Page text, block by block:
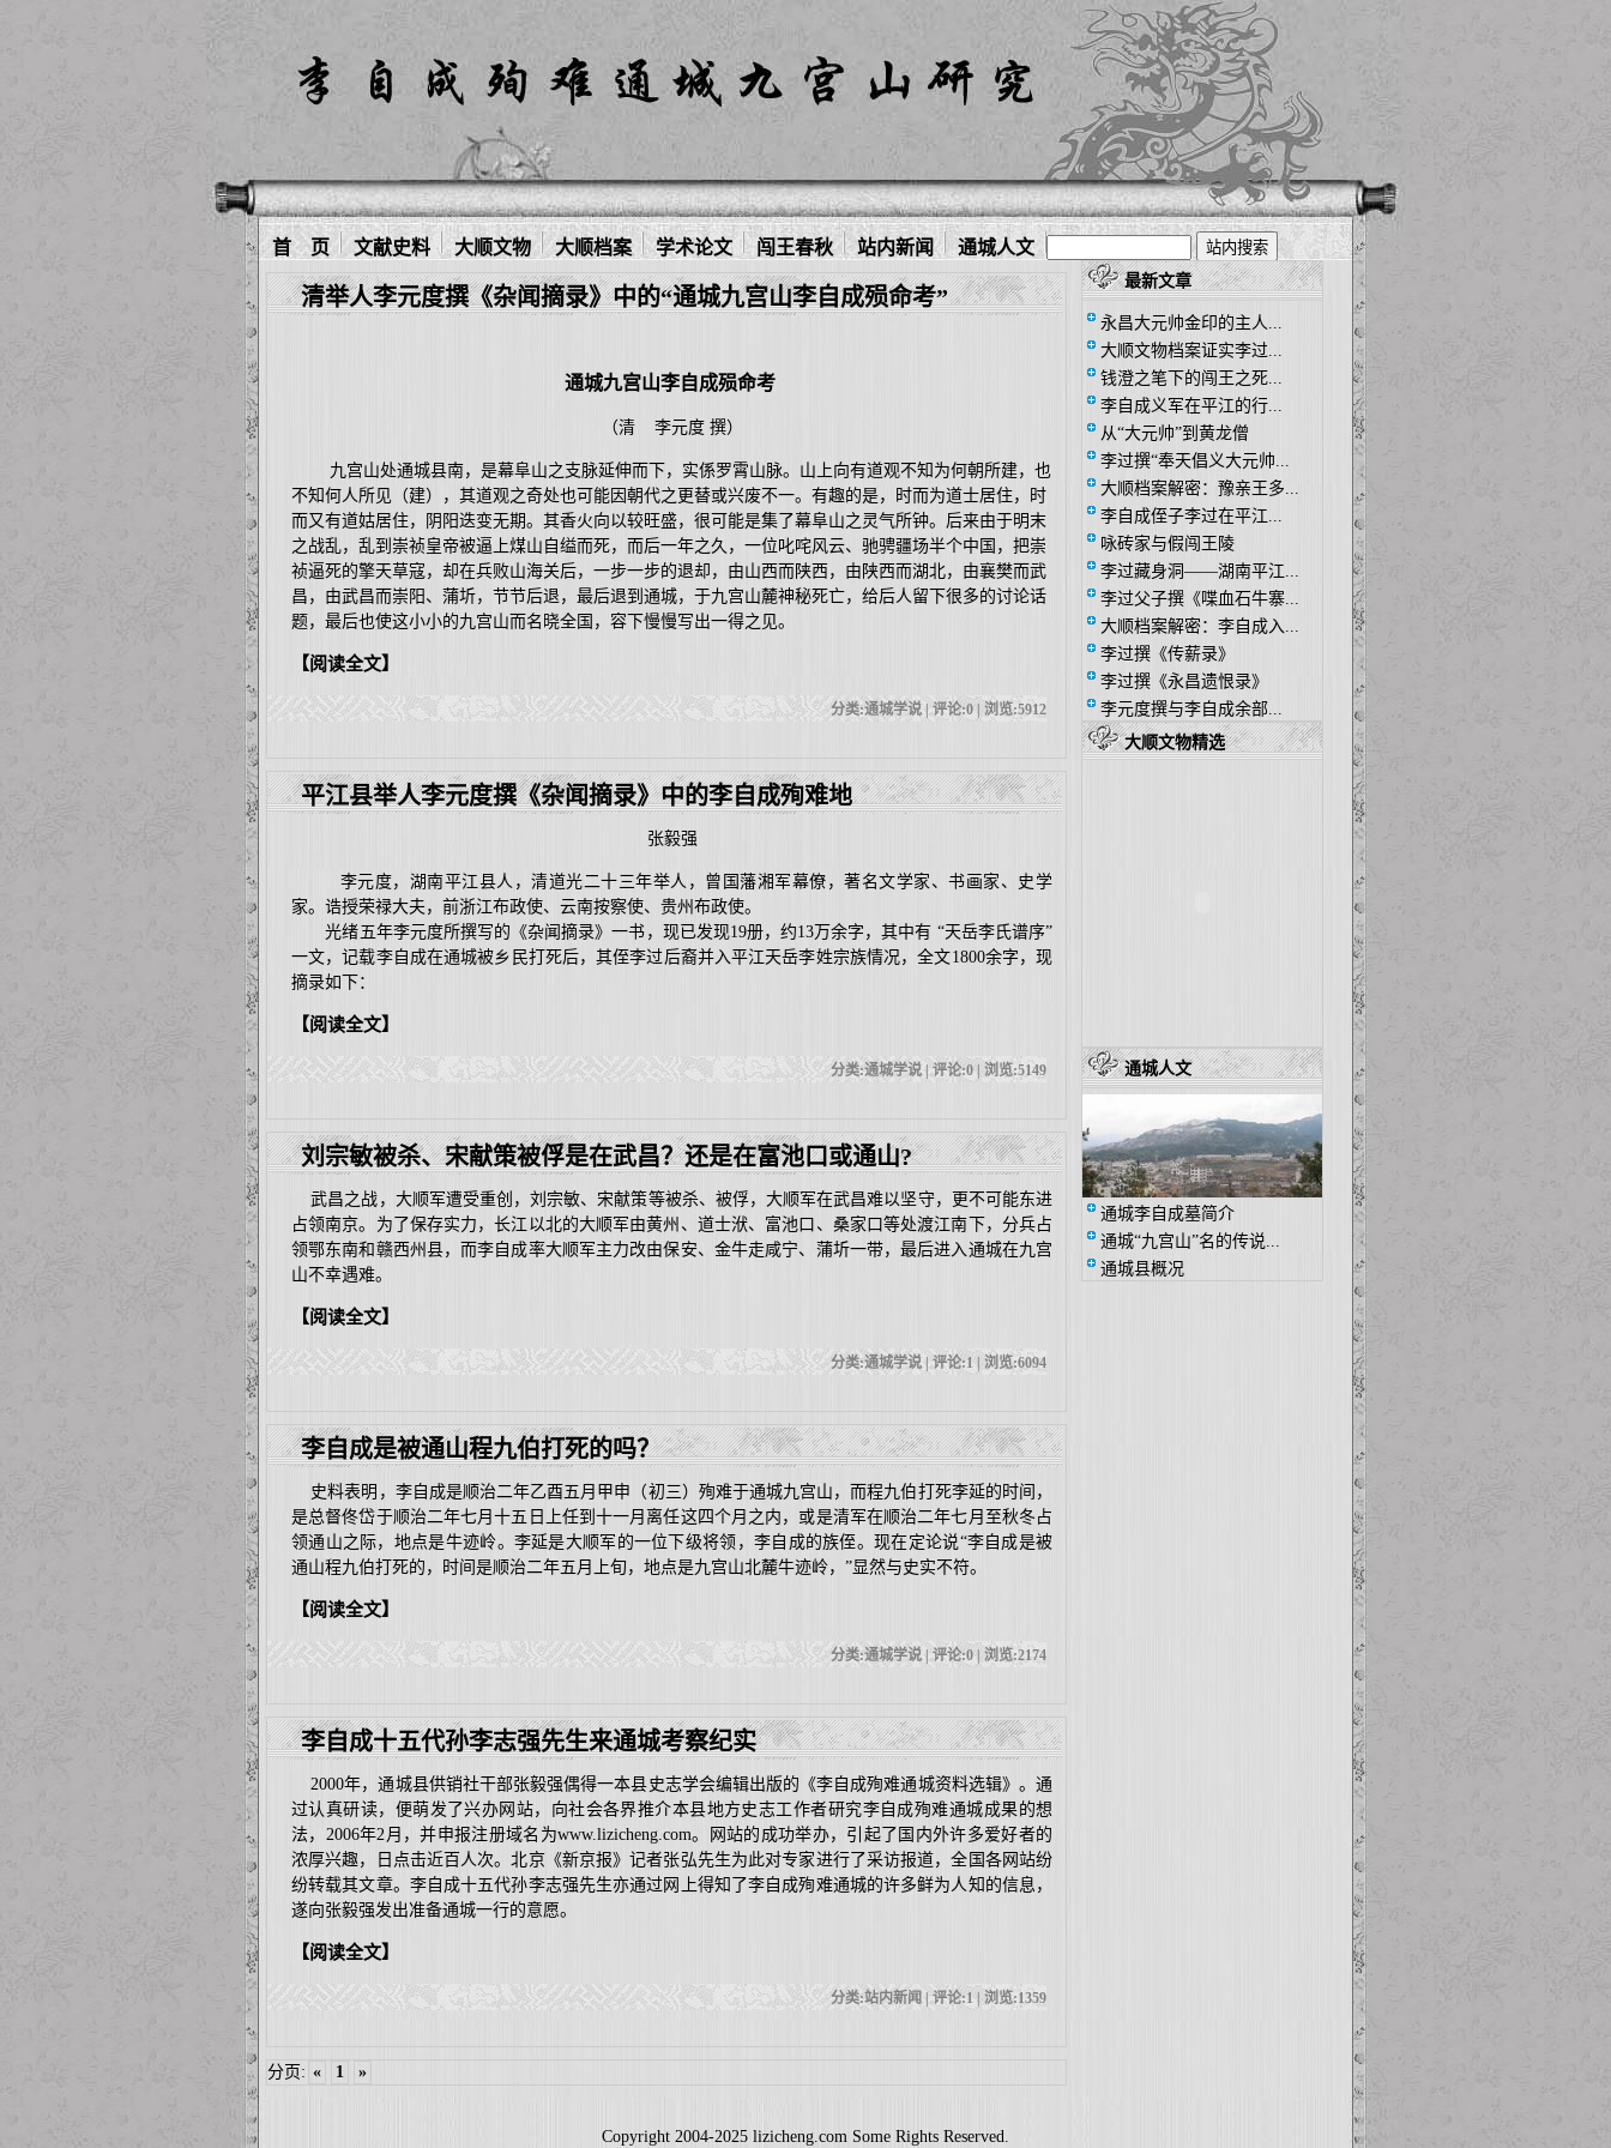
首 页 文献史料 大顺文物 大顺档案 学术论文 闯王春秋 站内新闻 通城人文
清举人李元度撰《杂闻摘录》中的“通城九宫山李自成殒命考”
通城九宫山李自成殒命考
（清 李元度 撰）
九宫山处通城县南，是幕阜山之支脉延伸而下，实係罗霄山脉。山上向有道观不知为何朝所建，也
不知何人所见（建），其道观之奇处也可能因朝代之更替或兴废不一。有趣的是，时而为道士居住，时
而又有道姑居住，阴阳迭变无期。其香火向以较旺盛，很可能是集了幕阜山之灵气所钟。后来由于明末
之战乱，乱到崇祯皇帝被逼上煤山自缢而死，而后一年之久，一位叱咤风云、驰骋疆场半个中国，把崇
祯逼死的擎天草寇，却在兵败山海关后，一步一步的退却，由山西而陕西，由陕西而湖北，由襄樊而武
昌，由武昌而崇阳、蒲圻，节节后退，最后退到通城，于九宫山麓神秘死亡，给后人留下很多的讨论话
题，最后也使这小小的九宫山而名晓全国，容下慢慢写出一得之见。
【阅读全文】
分类:通城学说 | 评论:0 | 浏览:5912
平江县举人李元度撰《杂闻摘录》中的李自成殉难地
张毅强
李元度，湖南平江县人，清道光二十三年举人，曾国藩湘军幕僚，著名文学家、书画家、史学
家。诰授荣禄大夫，前浙江布政使、云南按察使、贵州布政使。
光绪五年李元度所撰写的《杂闻摘录》一书，现已发现19册，约13万余字，其中有 “天岳李氏谱序”
一文，记载李自成在通城被乡民打死后，其侄李过后裔并入平江天岳李姓宗族情况，全文1800余字，现
摘录如下：
【阅读全文】
分类:通城学说 | 评论:0 | 浏览:5149
刘宗敏被杀、宋献策被俘是在武昌？还是在富池口或通山?
武昌之战，大顺军遭受重创，刘宗敏、宋献策等被杀、被俘，大顺军在武昌难以坚守，更不可能东进
占领南京。为了保存实力，长江以北的大顺军由黄州、道士洑、富池口、桑家口等处渡江南下，分兵占
领鄂东南和赣西州县，而李自成率大顺军主力改由保安、金牛走咸宁、蒲圻一带，最后进入通城在九宫
山不幸遇难。
【阅读全文】
分类:通城学说 | 评论:1 | 浏览:6094
李自成是被通山程九伯打死的吗？
史料表明，李自成是顺治二年乙酉五月甲申（初三）殉难于通城九宫山，而程九伯打死李延的时间，
是总督佟岱于顺治二年七月十五日上任到十一月离任这四个月之内，或是清军在顺治二年七月至秋冬占
领通山之际，地点是牛迹岭。李延是大顺军的一位下级将领，李自成的族侄。现在定论说“李自成是被
通山程九伯打死的，时间是顺治二年五月上旬，地点是九宫山北麓牛迹岭，”显然与史实不符。
【阅读全文】
分类:通城学说 | 评论:0 | 浏览:2174
李自成十五代孙李志强先生来通城考察纪实
2000年，通城县供销社干部张毅强偶得一本县史志学会编辑出版的《李自成殉难通城资料选辑》。通
过认真研读，便萌发了兴办网站，向社会各界推介本县地方史志工作者研究李自成殉难通城成果的想
法，2006年2月，并申报注册域名为www.lizicheng.com。网站的成功举办，引起了国内外许多爱好者的
浓厚兴趣，日点击近百人次。北京《新京报》记者张弘先生为此对专家进行了采访报道，全国各网站纷
纷转载其文章。李自成十五代孙李志强先生亦通过网上得知了李自成殉难通城的许多鲜为人知的信息，
遂向张毅强发出准备通城一行的意愿。
【阅读全文】
分类:站内新闻 | 评论:1 | 浏览:1359
分页: « 1 »
最新文章
永昌大元帅金印的主人...
大顺文物档案证实李过...
钱澄之笔下的闯王之死...
李自成义军在平江的行...
从“大元帅”到黄龙僧
李过撰“奉天倡义大元帅...
大顺档案解密：豫亲王多...
李自成侄子李过在平江...
咏砖家与假闯王陵
李过藏身洞——湖南平江...
李过父子撰《喋血石牛寨...
大顺档案解密：李自成入...
李过撰《传薪录》
李过撰《永昌遗恨录》
李元度撰与李自成余部...
大顺文物精选
通城人文
通城李自成墓简介
通城“九宫山”名的传说...
通城县概况
Copyright 2004-2025 lizicheng.com Some Rights Reserved.